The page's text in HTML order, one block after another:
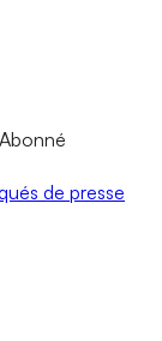
Abonné
de presse